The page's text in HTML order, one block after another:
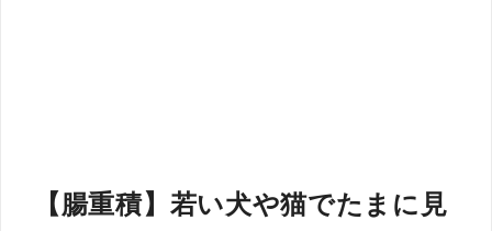
【腸重積】若い犬や猫でたまに見